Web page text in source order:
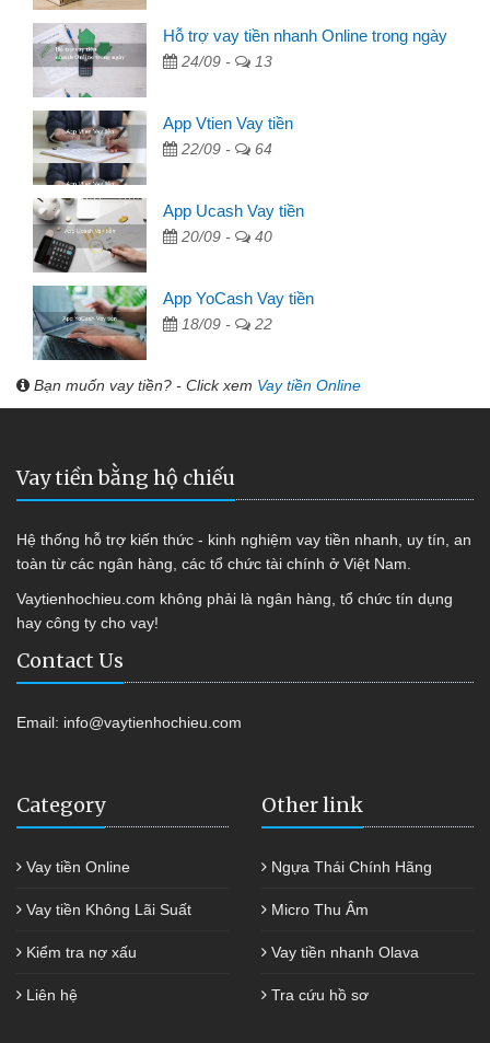
Hỗ trợ vay tiền nhanh Online trong ngày
24/09 - 13
App Vtien Vay tiền
22/09 - 64
App Ucash Vay tiền
20/09 - 40
App YoCash Vay tiền
18/09 - 22
Bạn muốn vay tiền? - Click xem Vay tiền Online
Vay tiền bằng hộ chiếu
Hệ thống hỗ trợ kiến thức - kinh nghiệm vay tiền nhanh, uy tín, an
toàn từ các ngân hàng, các tổ chức tài chính ở Việt Nam.
Vaytienhochieu.com không phải là ngân hàng, tổ chức tín dụng
hay công ty cho vay!
Contact Us
Email: info@vaytienhochieu.com
Category
Vay tiền Online
Vay tiền Không Lãi Suất
Kiểm tra nợ xấu
Liên hệ
Other link
Ngựa Thái Chính Hãng
Micro Thu Âm
Vay tiền nhanh Olava
Tra cứu hồ sơ